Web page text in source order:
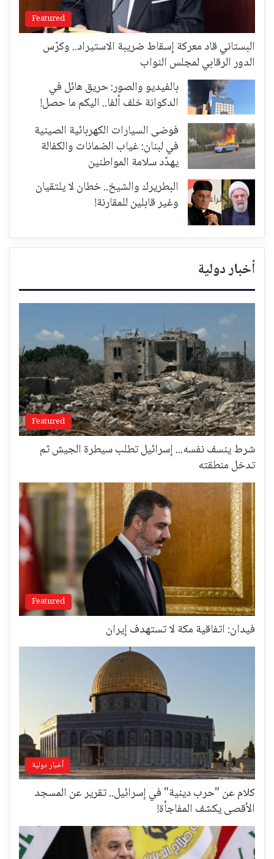
Featured
البستاني قاد معركة إسقاط ضريبة الاستيراد.. وكرّس
الدور الرقابي لمجلس النواب
بالفيديو والصور: حريق هائل في
الدكوانة خلف ألفا.. اليكم ما حصل!
فوضى السيارات الكهربائية الصينية
في لبنان: غياب الضمانات والكفالة
يهدّد سلامة المواطنين
البطريرك والشيخ.. خطان لا يلتقيان
وغير قابلين للمقارنة!
أخبار دولية
Featured
شرط ينسف نفسه... إسرائيل تطلب سيطرة الجيش ثم
تدخل منطقته
Featured
فيدان: اتفاقية مكة لا تستهدف إيران
أخبار دولية
كلام عن "حرب دينية" في إسرائيل.. تقرير عن المسجد
الأقصى يكشف المفاجأة!